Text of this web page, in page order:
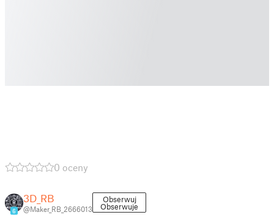
0 oceny
6
3D_RB
@Maker_RB_2666013
Obserwuj
Obserwuje